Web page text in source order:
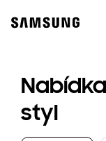
content
styl